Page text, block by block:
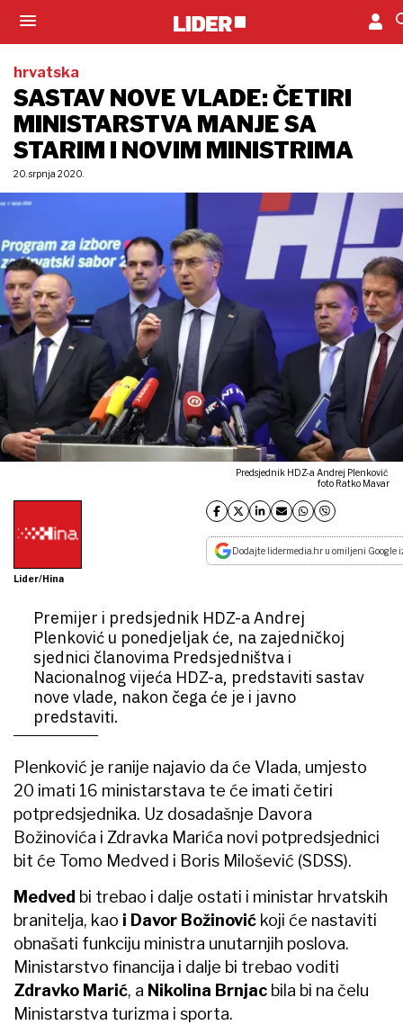
hrvatska
SASTAV NOVE VLADE: ČETIRI
MINISTARSTVA MANJE SA
STARIM I NOVIM MINISTRIMA
20. srpnja 2020.
Predsjednik HDZ-a Andrej Plenković
foto Ratko Mavar
Lider/Hina
Dodajte lidermedia.hr u omiljeni Google
Premijer i predsjednik HDZ-a Andrej
Plenković u ponedjeljak će, na zajedničkoj
sjednici članovima Predsjedništva i
Nacionalnog vijeća HDZ-a, predstaviti sastav
nove vlade, nakon čega će je i javno
predstaviti.
Plenković je ranije najavio da će Vlada, umjesto
20 imati 16 ministarstava te će imati četiri
potpredsjednika. Uz dosadašnje Davora
Božinovića i Zdravka Marića novi potpredsjednici
bit će Tomo Medved i Boris Milošević (SDSS).
Medved bi trebao i dalje ostati i ministar hrvatskih
branitelja, kao i Davor Božinović koji će nastaviti
obnašati funkciju ministra unutarnjih poslova.
Ministarstvo financija i dalje bi trebao voditi
Zdravko Marić, a Nikolina Brnjac bila bi na čelu
Ministarstva turizma i sporta.